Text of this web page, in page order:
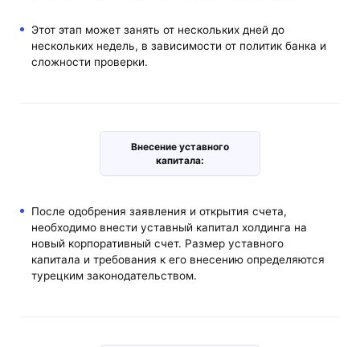
Этот этап может занять от нескольких дней до
нескольких недель, в зависимости от политик банка и
сложности проверки.
Внесение уставного
капитала:
После одобрения заявления и открытия счета,
необходимо внести уставный капитал холдинга на
новый корпоративный счет. Размер уставного
капитала и требования к его внесению определяются
турецким законодательством.